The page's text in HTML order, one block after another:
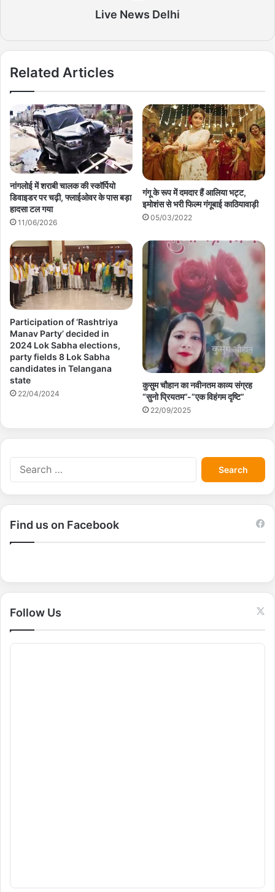
Live News Delhi
Related Articles
नांगलोई में शराबी चालक की स्कॉर्पियो
डिवाइडर पर चढ़ी, फ्लाईओवर के पास बड़ा
हादसा टल गया
11/06/2026
गंगू के रूप में दमदार हैं आलिया भट्ट,
इमोशंस से भरी फिल्म गंगूबाई काठियावाड़ी
05/03/2022
Participation of ‘Rashtriya
Manav Party’ decided in
2024 Lok Sabha elections,
party fields 8 Lok Sabha
candidates in Telangana
state
22/04/2024
कुसुम चौहान का नवीनतम काव्य संग्रह
“सुनो प्रियतम”-”एक विहंगम दृष्टि”
22/09/2025
S
e
a
r
r
:
Find us on Facebook
Follow Us